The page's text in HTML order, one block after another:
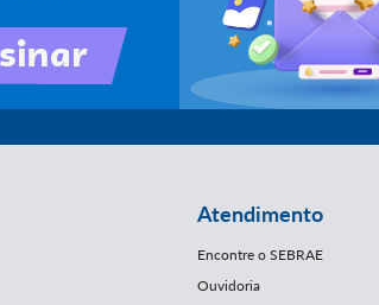
Atendimento
Encontre o SEBRAE
Ouvidoria